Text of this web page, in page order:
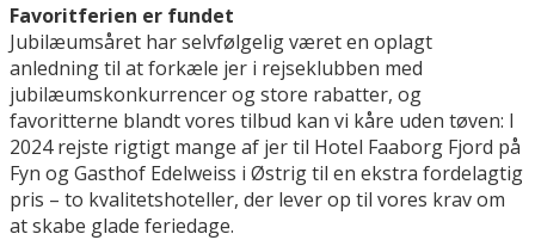
Favoritferien er fundet
Jubilæumsåret har selvfølgelig været en oplagt
anledning til at forkæle jer i rejseklubben med
jubilæumskonkurrencer og store rabatter, og
favoritterne blandt vores tilbud kan vi kåre uden tøven: I
2024 rejste rigtigt mange af jer til Hotel Faaborg Fjord på
Fyn og Gasthof Edelweiss i Østrig til en ekstra fordelagtig
pris – to kvalitetshoteller, der lever op til vores krav om
at skabe glade feriedage.